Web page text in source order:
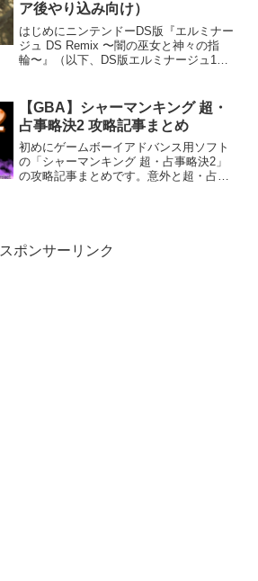
ア後やり込み向け）
はじめにニンテンドーDS版『エルミナー
ジュ DS Remix 〜闇の巫女と神々の指
輪〜』（以下、DS版エルミナージュ1）
誇る作品です。特に本作は、クリア後の
やり込み要...
【GBA】シャーマンキング 超・
占事略決2 攻略記事まとめ
初めにゲームボーイアドバンス用ソフト
の「シャーマンキング 超・占事略決2」
の攻略記事まとめです。意外と超・占事
スポンサーリンク